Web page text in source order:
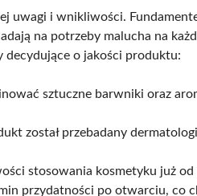
uwagi i wnikliwości.
na potrzeby malucha na
decydujące o jakości produktu:
sztuczne barwniki oraz
został przebadany
stosowania kosmetyku już
przydatności po otwarciu, co